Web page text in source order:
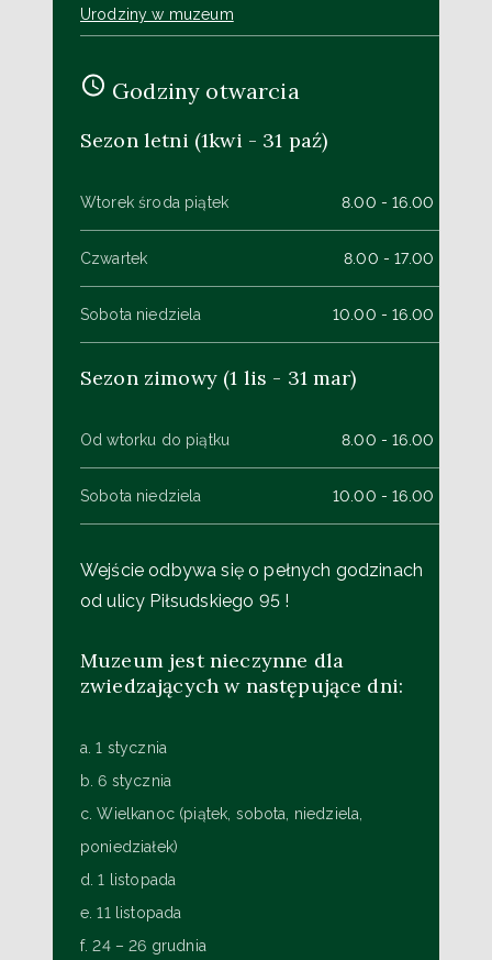
Urodziny w muzeum
Godziny otwarcia
Sezon letni (1kwi - 31 paź)
Wtorek środa piątek 8.00 - 16.00
Czwartek 8.00 - 17.00
Sobota niedziela 10.00 - 16.00
Sezon zimowy (1 lis - 31 mar)
Od wtorku do piątku 8.00 - 16.00
Sobota niedziela 10.00 - 16.00
Wejście odbywa się o pełnych godzinach
od ulicy Piłsudskiego 95 !
Muzeum jest nieczynne dla
zwiedzających w następujące dni:
a. 1 stycznia
b. 6 stycznia
c. Wielkanoc (piątek, sobota, niedziela,
poniedziałek)
d. 1 listopada
e. 11 listopada
f. 24 – 26 grudnia